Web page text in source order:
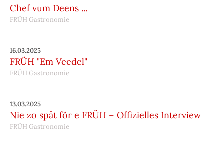
Chef vum Deens ...
FRÜH Gastronomie
16.03.2025
FRÜH "Em Veedel"
FRÜH Gastronomie
13.03.2025
Nie zo spät för e FRÜH – Offizielles Interview
FRÜH Gastronomie